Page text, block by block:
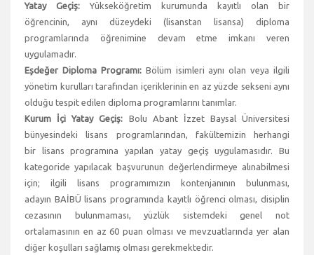
Yatay Geçiş: Yükseköğretim kurumunda kayıtlı olan bir
öğrencinin, aynı düzeydeki (lisanstan lisansa) diploma
programlarında öğrenimine devam etme imkanı veren
uygulamadır.
Eşdeğer Diploma Programı:Bölüm isimleri aynı olan veya ilgili
yönetim kurulları tarafından içeriklerinin en az yüzde sekseni aynı
olduğu tespit edilen diploma programlarını tanımlar.
Kurum İçi Yatay Geçiş: Bolu Abant İzzet Baysal Üniversitesi
bünyesindeki lisans programlarından, fakültemizin herhangi
bir lisans programına yapılan yatay geçiş uygulamasıdır. Bu
kategoride yapılacak başvurunun değerlendirmeye alınabilmesi
için; ilgili lisans programımızın kontenjanının bulunması,
adayın BAİBÜ lisans programında kayıtlı öğrenci olması, disiplin
cezasının bulunmaması, yüzlük sistemdeki genel not
ortalamasının en az 60 puan olması ve mevzuatlarında yer alan
diğer koşulları sağlamış olması gerekmektedir.